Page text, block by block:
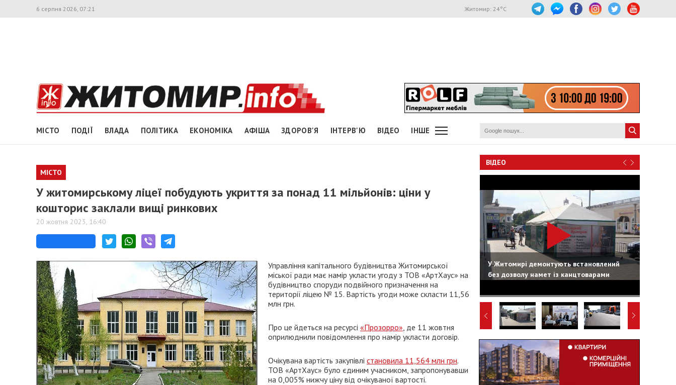
6 серпня 2026, 07:21 Житомир: 24°C
МІСТО ПОДІЇ ВЛАДА ПОЛІТИКА ЕКОНОМІКА АФІША ЗДОРОВ'Я ІНТЕРВ'Ю ВІДЕО ІНШЕ
МІСТО
У житомирському ліцеї побудують укриття за понад 11 мільйонів: ціни у
кошторис заклали вищі ринкових
20 жовтня 2023, 16:40
Управління капітального будівництва Житомирської
міської ради має намір укласти угоду з ТОВ «АртХаус» на
будівництво споруди подвійного призначення на
території ліцею № 15. Вартість угоди може скласти 11,56
млн грн.
Про це йдеться на ресурсі «Прозорро», де 11 жовтня
оприлюднили повідомлення про намір укласти договір.
Очікувана вартість закупівлі становила 11,564 млн грн.
ТОВ «АртХаус» було єдиним учасником, запропонувавши
на 0,005% нижчу ціну від очікуваної вартості.
ВІДЕО
У Житомирі демонтують встановлений
без дозволу намет із канцтоварами